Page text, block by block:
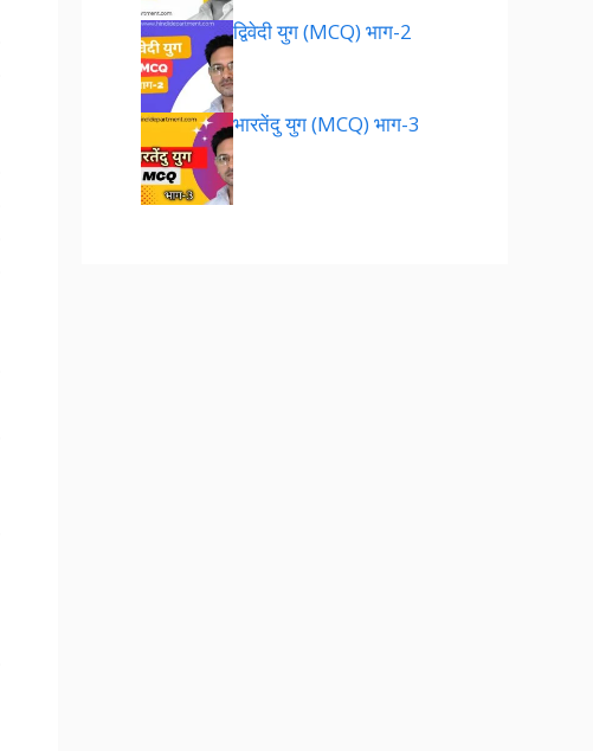
द्विवेदी युग (MCQ) भाग-2
भारतेंदु युग (MCQ) भाग-3